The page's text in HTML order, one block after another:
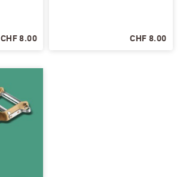
CHF 8.00 CHF 8.00